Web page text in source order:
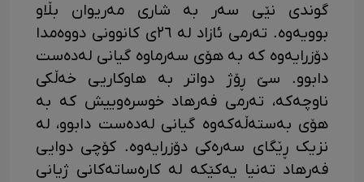
گوندی نێی سەر بە شاری مەریوان بڵاو
بوویەوە. تەرمی ئازاد لە ٢٦ی کانوونی دووەمدا
دۆزرایەوە کە بە هۆی سەرماوە گیانی لەدەست
دابوو. سێ ڕۆژ دواتر بە هاوکاریی خەڵکی
ناوچەکە، تەرمی فەرهاد خوسرەوییش کە بە
هۆی بەستەڵەکەوە گیانی لەدەست دابوو، لە
نزیک ڕێگای سەرەکی دۆزرایەوە. کۆچی دوایی
فەرهاد تەنیا یەکێکە لە کارەساتەکانی ژیانی